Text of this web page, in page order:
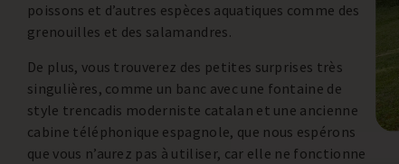
poissons et d’autres espèces aquatiques comme des
grenouilles et des salamandres.
De plus, vous trouverez des petites surprises très
singulières, comme un banc avec une fontaine de
style trencadis moderniste catalan et une ancienne
cabine téléphonique espagnole, que nous espérons
que vous n’aurez pas à utiliser, car elle ne fonctionne